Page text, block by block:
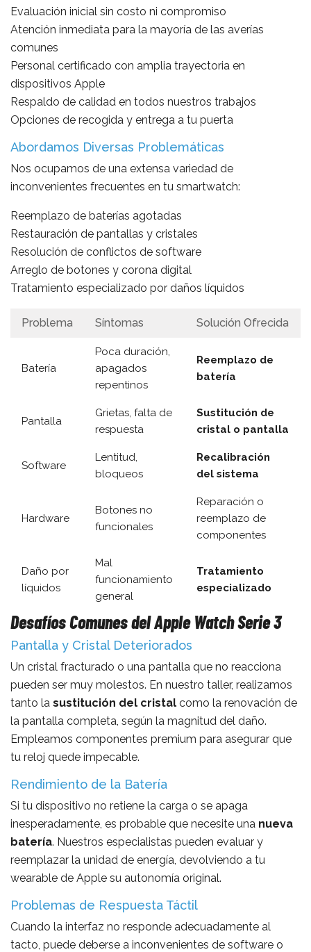
Evaluación inicial sin costo ni compromiso
Atención inmediata para la mayoría de las averías
comunes
Personal certificado con amplia trayectoria en
dispositivos Apple
Respaldo de calidad en todos nuestros trabajos
Opciones de recogida y entrega a tu puerta
Abordamos Diversas Problemáticas
Nos ocupamos de una extensa variedad de
inconvenientes frecuentes en tu smartwatch:
Reemplazo de baterías agotadas
Restauración de pantallas y cristales
Resolución de conflictos de software
Arreglo de botones y corona digital
Tratamiento especializado por daños líquidos
Problema Síntomas Solución Ofrecida
Batería
Poca duración,
apagados
repentinos
Reemplazo de
batería
Pantalla
Grietas, falta de
respuesta
Sustitución de
cristal o pantalla
Software
Lentitud,
bloqueos
Recalibración
del sistema
Hardware
Botones no
funcionales
Reparación o
reemplazo de
componentes
Daño por
líquidos
Mal
funcionamiento
general
Tratamiento
especializado
Desafíos Comunes del Apple Watch Serie 3
Pantalla y Cristal Deteriorados
Un cristal fracturado o una pantalla que no reacciona
pueden ser muy molestos. En nuestro taller, realizamos
tanto la sustitución del cristal como la renovación de
la pantalla completa, según la magnitud del daño.
Empleamos componentes premium para asegurar que
tu reloj quede impecable.
Rendimiento de la Batería
Si tu dispositivo no retiene la carga o se apaga
inesperadamente, es probable que necesite una nueva
batería. Nuestros especialistas pueden evaluar y
reemplazar la unidad de energía, devolviendo a tu
wearable de Apple su autonomía original.
Problemas de Respuesta Táctil
Cuando la interfaz no responde adecuadamente al
tacto, puede deberse a inconvenientes de software o